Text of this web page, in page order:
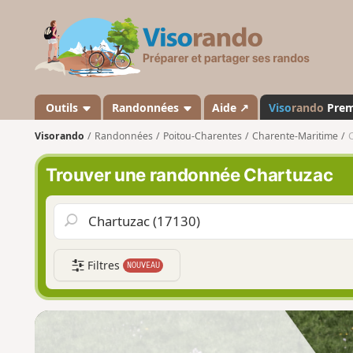
s
a
n
d
o
Outils Randonnées Aide ↗ Visorando
Visorando Randonnées Poitou-Charentes Charente-Maritime
Trouver une randonnée Chartuzac
Filtres NOUVEAU